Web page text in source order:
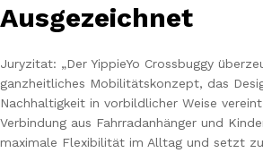
Ausgezeichnet
Juryzitat: „Der YippieYo Crossbuggy
ganzheitliches Mobilitätskonzept, das
Nachhaltigkeit in vorbildlicher Weise
Verbindung aus Fahrradanhänger und
maximale Flexibilität im Alltag und setzt